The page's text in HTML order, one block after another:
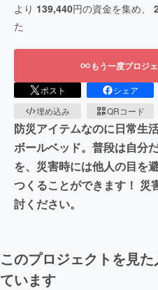
より 139,440円の資金を集め、
た
もう一度プロジ
ポスト シェア
埋め込み
QRコード
防災アイテムなのに日常生
ボールベッド。普段は自分
を、災害時には他人の目を
つくることができます！ 災
討ください。
このプロジェクトを見
ています